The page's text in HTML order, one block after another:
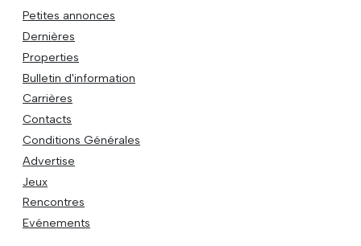
Petites annonces
Dernières
Properties
Bulletin d'information
Carrières
Contacts
Conditions Générales
Advertise
Jeux
Rencontres
Evénements